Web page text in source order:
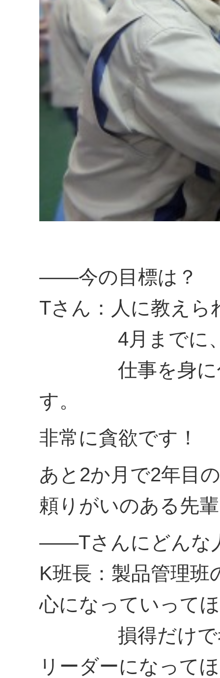
――今の目標は？
Tさん：人に教え
4月までに、新
仕事を身に付
す。
非常に貪欲です！
あと2か月で2年目
頼りがいのある先
――Tさんにどんな
K班長：製品管理班
心になっていって
損得だけで考
リーダーになって